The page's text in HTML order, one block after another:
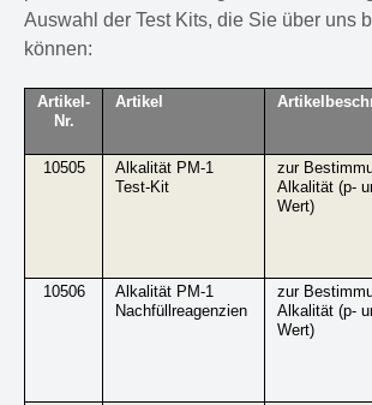
Auswahl der Test Kits, die Sie über uns
können:
Artikel-
Nr.
Artikel
10505
Alkalität PM-1
Test-Kit
zur
Alkalität (p-
Wert)
10506
Alkalität PM-1
Nachfüllreagenzien
zur
Alkalität (p-
Wert)